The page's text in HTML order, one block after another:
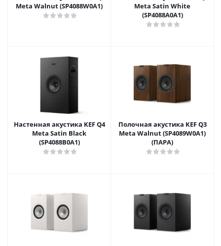
Meta Walnut (SP4088W0A1)
Meta Satin White
(SP4088A0A1)
Настенная акустика KEF Q4
Meta Satin Black
(SP4088B0A1)
Полочная акустика KEF Q3
Meta Walnut (SP4089W0A1)
(ПАРА)